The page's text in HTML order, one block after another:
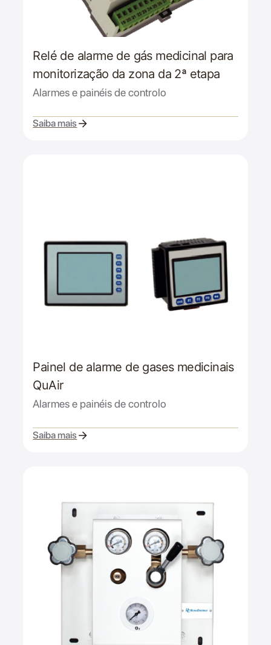
Relé de alarme de gás medicinal para
monitorização da zona da 2ª etapa
Alarmes e painéis de controlo
Saiba mais
Painel de alarme de gases medicinais
QuAir
Alarmes e painéis de controlo
Saiba mais